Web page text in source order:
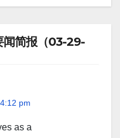
简报（03-29-
pm
as a